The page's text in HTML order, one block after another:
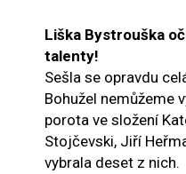
Liška Bystrouška
talenty!
Sešla se opravdu
Bohužel nemůžeme
porota ve složení
Stojčevski, Jiří
vybrala deset z nich.